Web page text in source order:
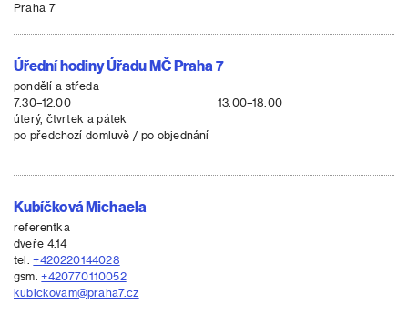
Praha 7
Úřední hodiny Úřadu MČ Praha 7
pondělí a středa
7.30–12.00
13.00–18.00
úterý, čtvrtek a pátek
po předchozí domluvě / po objednání
Kubíčková Michaela
referentka
dveře 4.14
tel.+420220144028
gsm.+420770110052
kubickovam@praha7.cz